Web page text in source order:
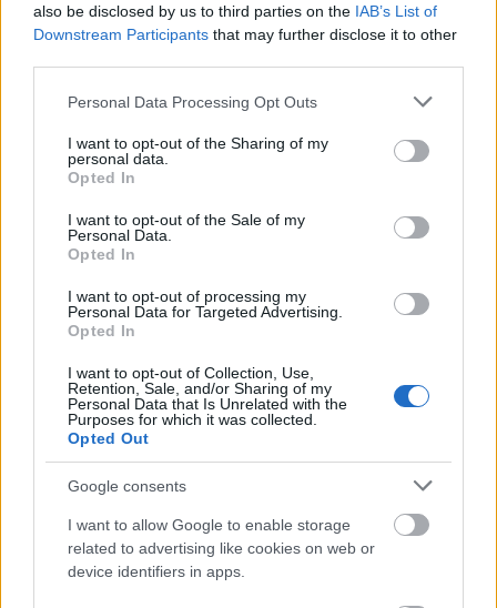
also be disclosed by us to third parties on the IAB’s List of
Downstream Participants that may further disclose it to other
Please note that this website/app uses one or more Google
not limited to your visit or usage behaviour. You may click to
grant or deny consent to Google and its third-party tags to
use your data for below specified purposes in below Google
consent section.
Personal Data Processing Opt Outs
I want to opt-out of the Sharing of my
personal data.
Opted In
I want to opt-out of the Sale of my
Personal Data.
Opted In
I want to opt-out of processing my
Personal Data for Targeted Advertising.
Opted In
I want to opt-out of Collection, Use,
Retention, Sale, and/or Sharing of my
Personal Data that Is Unrelated with the
Purposes for which it was collected.
Opted Out
Google consents
I want to allow Google to enable storage
related to advertising like cookies on web or
device identifiers in apps.
2010. január 24-ig
1 Avatar 3D InterCom 2009. december 17. 1
2 Jégkorszak 3. - 3D InterCom 2009. július 1.
773 107 070
345
4 Harry Potter és a bölcsek köve InterCom
5 Harmadik Shrek UIP 2007. június 14. 675
366 064
579 319
7 Shrek 2 UIP 2004. július 1. 617 973 157
8 Star Wars 3 InterCom 2005. május 19. 614
333 804
9 Gyűrük Ura 3 InterCom 2004. január 8. 614
10 Gyűrük Ura InterCom 2002. január 10. 582
517 644